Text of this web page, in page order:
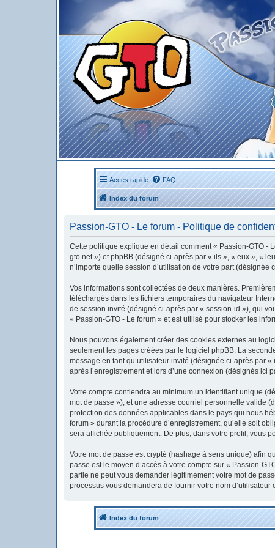
Accès rapide FAQ
Index du forum
Passion-GTO - Le forum - Politique de
Cette politique explique en détail comment « Passion-GTO -
gto.net ») et phpBB (désigné ci-après par « ils », « eux », «
n’importe quelle session d’utilisation de votre part (désignée
Vos informations sont collectées de deux manières.
téléchargés dans les fichiers temporaires du navigateur
de session invité (désigné ci-après par « session-id »), qui
« Passion-GTO - Le forum » et est utilisé pour stocker les
Nous pouvons également créer des cookies externes au
seulement les pages créées par le logiciel phpBB. La
message en tant qu’utilisateur invité (désignée ci-après par
après l’enregistrement et lors d’une connexion (désignés ici
Votre compte contiendra au minimum un identifiant unique
mot de passe »), et une adresse courriel personnelle valide
protection des données applicables dans le pays qui nous
forum » durant la procédure d’enregistrement, qu’elle soit
sera affichée publiquement. De plus, dans votre profil, vous
Votre mot de passe est crypté (hashage à sens unique) afin
passe est le moyen d’accès à votre compte sur « Passion-
partie ne peut vous demander légitimement votre mot de
processus vous demandera de fournir votre nom
Index du forum